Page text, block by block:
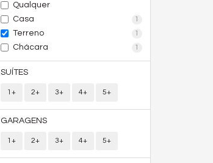
Qualquer
Casa
1
Terreno 1
Chácara 1
SUÍTES
1+ 2+ 3+ 4+ 5+
GARAGENS
1+ 2+ 3+ 4+ 5+